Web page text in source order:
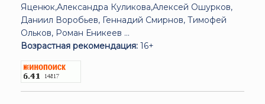
Яценюк,Александра Куликова,Алексей Ошурков,
Даниил Воробьев, Геннадий Смирнов, Тимофей
Ольков, Роман Еникеев ...
Возрастная рекомендация: 16+